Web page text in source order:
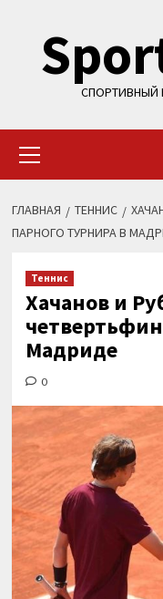
содержимому
меню
ГЛАВНАЯ ТЕННИС
ПАРНОГО ТУРНИРА В
Теннис
Хачанов и
Мадриде
0